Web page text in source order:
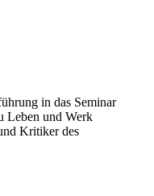
in das Seminar
und Werk
Kritiker des